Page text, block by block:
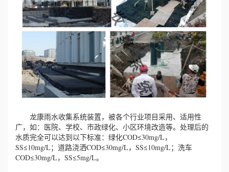
龙康雨水收集系统装置，被各个行业项目采用、适用性
广，如：医院、学校、市政绿化、小区环境改造等。处理后的
水质完全可以达到以下标准：绿化COD≤30mg/L，
SS≤10mg/L；道路浇洒COD≤30mg/L，SS≤10mg/L；洗车
COD≤30mg/L，SS≤5mg/L。